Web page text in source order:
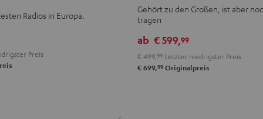
Radios in Europa.
Preis
2
Schwarz
Gehört zu den Großen, ist aber
tragen
ab € 599,99
€ 499, 99 Letzter niedrigster Preis
€ 699,99 Originalpreis